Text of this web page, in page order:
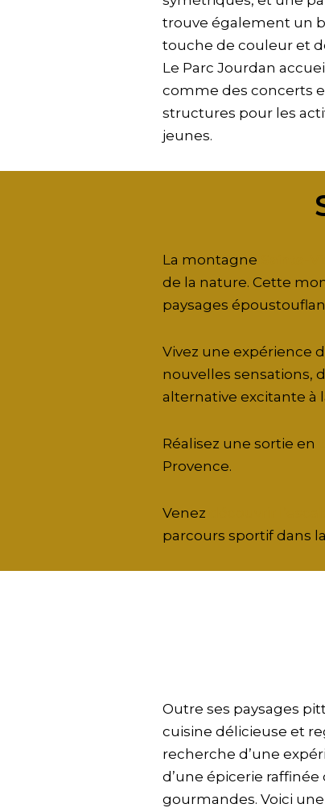
trouve également un
touche de couleur et
Le Parc Jourdan
comme des concerts
structures pour les
jeunes.
La montagne
de la nature. Cette
paysages
Vivez une expérience
nouvelles sensations,
alternative excitante à
Réalisez une sortie en
Provence.
Venez
parcours sportif dans
Outre ses paysages
cuisine délicieuse et
recherche d’une
d’une épicerie
gourmandes. Voici